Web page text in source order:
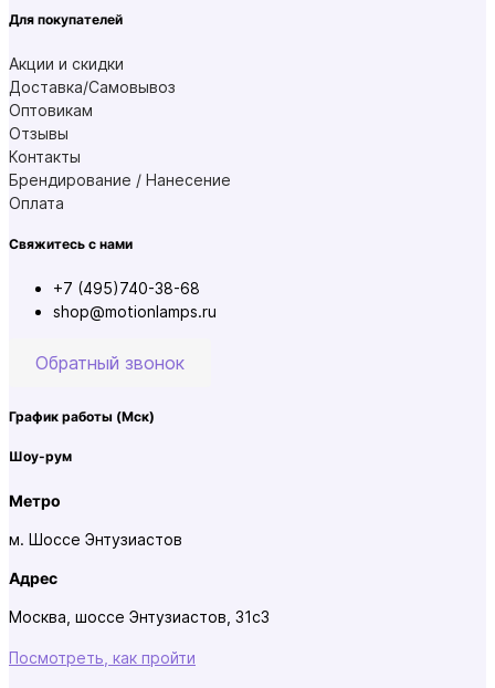
Для покупателей
Акции и скидки
Доставка/Самовывоз
Оптовикам
Отзывы
Контакты
Брендирование / Нанесение
Оплата
Свяжитесь с нами
+7 (495)740-38-68
shop@motionlamps.ru
Обратный звонок
График работы (Мск)
Шоу-рум
Метро
м. Шоссе Энтузиастов
Адрес
Москва, шоссе Энтузиастов, 31с3
Посмотреть, как пройти